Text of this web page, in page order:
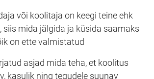
või koolitaja on keegi teine ehk
siis mida jälgida ja küsida saamaks
on ette valmistatud
asjad mida teha, et koolitus
kasulik ning tegudele suunav